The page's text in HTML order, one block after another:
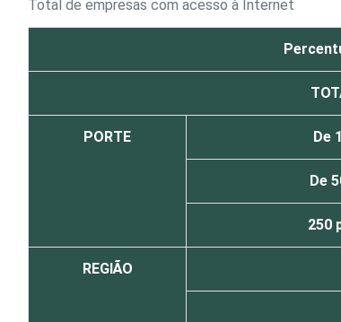
Total de empresas com acesso à Internet
PORTE De
De
250
REGIÃO